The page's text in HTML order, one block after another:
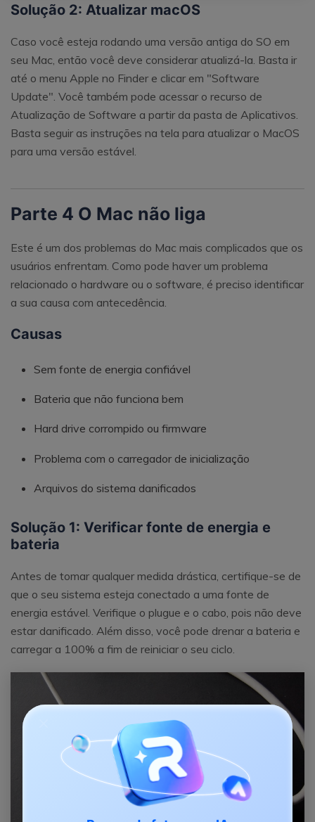
Solução 2: Atualizar macOS
Caso você esteja rodando uma versão antiga do SO em
seu Mac, então você deve considerar atualizá-la. Basta ir
até o menu Apple no Finder e clicar em "Software
Update". Você também pode acessar o recurso de
Atualização de Software a partir da pasta de Aplicativos.
Basta seguir as instruções na tela para atualizar o MacOS
para uma versão estável.
Parte 4 O Mac não liga
Este é um dos problemas do Mac mais complicados que os
usuários enfrentam. Como pode haver um problema
relacionado o hardware ou o software, é preciso identificar
a sua causa com antecedência.
Causas
Sem fonte de energia confiável
Bateria que não funciona bem
Hard drive corrompido ou firmware
Problema com o carregador de inicialização
Arquivos do sistema danificados
Solução 1: Verificar fonte de energia e
bateria
Antes de tomar qualquer medida drástica, certifique-se de
que o seu sistema esteja conectado a uma fonte de
energia estável. Verifique o plugue e o cabo, pois não deve
estar danificado. Além disso, você pode drenar a bateria e
carregar a 100% a fim de reiniciar o seu ciclo.